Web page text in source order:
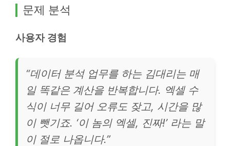
문제 분석
사용자 경험
“데이터 분석 업무를 하는 김대리는 매
일 똑같은 계산을 반복합니다. 엑셀 수
식이 너무 길어 오류도 잦고, 시간을 많
이 뺏기죠. ‘이 놈의 엑셀, 진짜!’ 라는 말
이 절로 나옵니다.”